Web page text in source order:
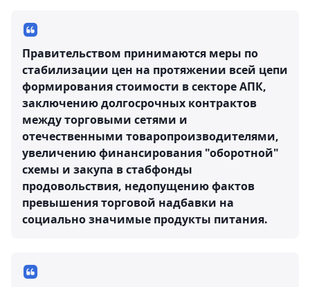
Правительством принимаются меры по
стабилизации цен на протяжении всей цепи
формирования стоимости в секторе АПК,
заключению долгосрочных контрактов
между торговыми сетями и
отечественными товаропроизводителями,
увеличению финансирования "оборотной"
схемы и закупа в стабфонды
продовольствия, недопущению фактов
превышения торговой надбавки на
социально значимые продукты питания.